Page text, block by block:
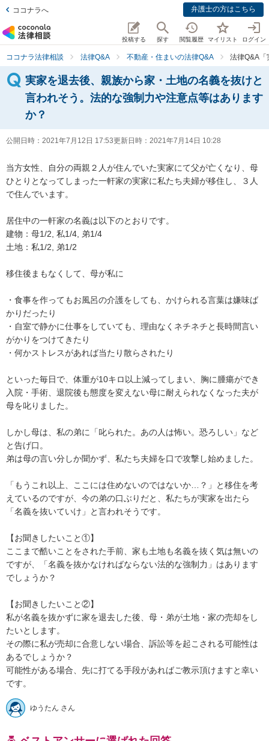
ココナラへ 弁護士の方はこちら
投稿する 探す 閲覧履歴 マイリスト ログイン
ココナラ法律相談 法律Q&A 不動産・住まいの法律Q&A 法律Q&A
実家を退去後、親族から家・土地の名義を抜けと
言われそう。法的な強制力や注意点等はあります
か？
公開日時： 2021年7月12日 17:53更新日時： 2021年7月14日 10:28
当方女性、自分の両親２人が住んでいた実家にて父が亡くなり、母
ひとりとなってしまった一軒家の実家に私たち夫婦が移住し、３人
で住んでいます。
居住中の一軒家の名義は以下のとおりです。
建物：母1/2, 私1/4, 弟1/4
土地：私1/2, 弟1/2
移住後まもなくして、母が私に
・食事を作ってもお風呂の介護をしても、かけられる言葉は嫌味ば
かりだったり
・自室で静かに仕事をしていても、理由なくネチネチと長時間言い
がかりをつけてきたり
・何かストレスがあれば当たり散らされたり
といった毎日で、体重が10キロ以上減ってしまい、胸に腫瘍ができ
入院・手術、退院後も態度を変えない母に耐えられなくなった夫が
母を叱りました。
しかし母は、私の弟に「叱られた。あの人は怖い。恐ろしい」など
と告げ口。
弟は母の言い分しか聞かず、私たち夫婦を口で攻撃し始めました。
「もうこれ以上、ここには住めないのではないか…？」と移住を考
えているのですが、今の弟の口ぶりだと、私たちが実家を出たら
「名義を抜いていけ」と言われそうです。
【お聞きしたいこと①】
ここまで酷いことをされた手前、家も土地も名義を抜く気は無いの
ですが、「名義を抜かなければならない法的な強制力」はあります
でしょうか？
【お聞きしたいこと②】
私が名義を抜かずに家を退去した後、母・弟が土地・家の売却をし
たいとします。
その際に私が売却に合意しない場合、訴訟等を起こされる可能性は
あるでしょうか？
可能性がある場合、先に打てる手段があればご教示頂けますと幸い
ゆうたん さん